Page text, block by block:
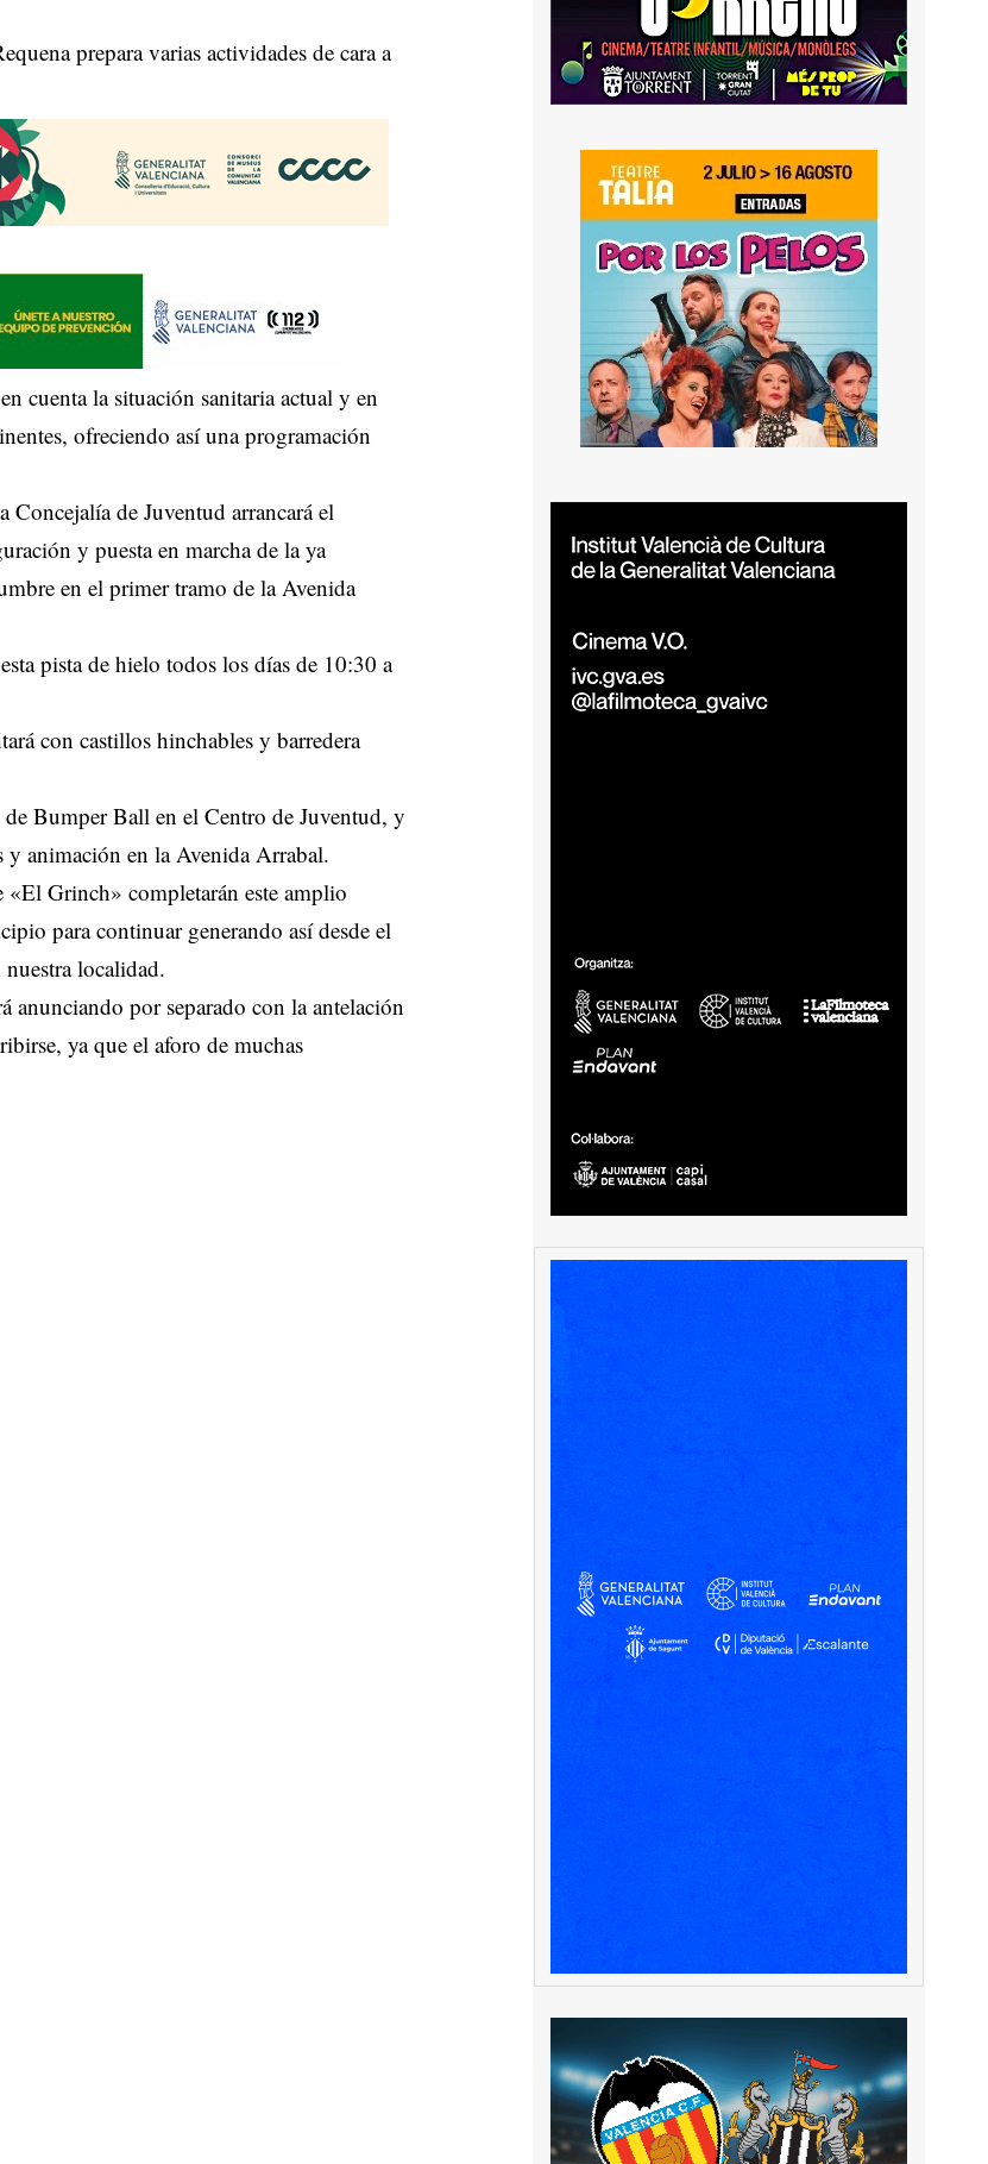
prepara varias actividades de cara a
cuenta la situación sanitaria actual y en
ofreciendo así una programación
de Juventud arrancará el
y puesta en marcha de la ya
en el primer tramo de la Avenida
pista de hielo todos los días de 10:30 a
con castillos hinchables y barredera
Bumper Ball en el Centro de Juventud, y
y animación en la Avenida Arrabal.
«El Grinch» completarán este amplio
para continuar generando así desde el
localidad.
anunciando por separado con la antelación
ya que el aforo de muchas